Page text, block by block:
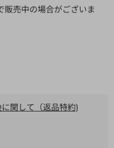
売中の場合がございま
関して（返品特約)